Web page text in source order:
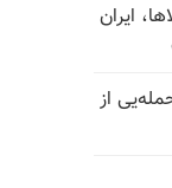
ایران
از